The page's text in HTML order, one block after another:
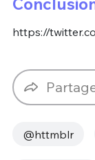
https://
@httmblr